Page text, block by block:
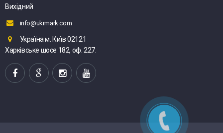
Вихідний
info@ukrmark.com
Україна м. Київ 02121
Харківське шосе 182, оф. 227.